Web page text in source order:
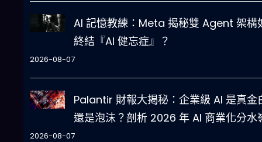
AI 記憶教練：Meta 揭秘雙 Agent 架構
終結『AI 健忘症』？
2026-08-07
Palantir 財報大揭秘：企業級 AI 是真金
還是泡沫？剖析 2026 年 AI 商業化分水
2026-08-07